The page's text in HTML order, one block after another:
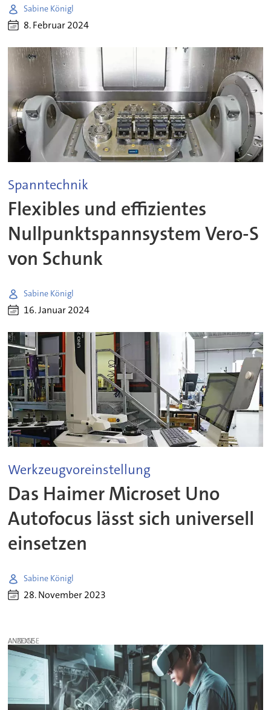
Sabine Königl
8. Februar 2024
Spanntechnik
Flexibles und effizientes
Nullpunktspannsystem Vero-S
von Schunk
Sabine Königl
16. Januar 2024
Werkzeugvoreinstellung
Das Haimer Microset Uno
Autofocus lässt sich universell
einsetzen
Sabine Königl
28. November 2023
ANZEIGE